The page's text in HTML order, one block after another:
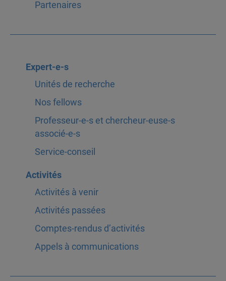
Partenaires
Expert-e-s
Unités de recherche
Nos fellows
Professeur-e-s et chercheur-euse-s
associé-e-s
Service-conseil
Activités
Activités à venir
Activités passées
Comptes-rendus d’activités
Appels à communications